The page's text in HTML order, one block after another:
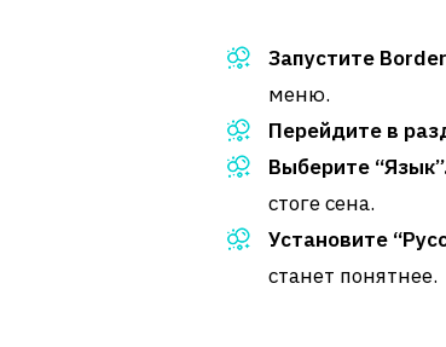
Запустите
меню.
Перейдите в
Выберите
стоге сена.
Установите
станет понятнее.